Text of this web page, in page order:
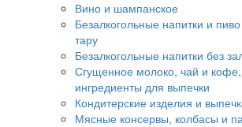
Вино и шампанское
Безалкогольные напитки и
тару
Безалкогольные напитки без
Сгущенное молоко, чай и
ингредиенты для выпечки
Кондитерские изделия и
Мясные консервы, колбасы и